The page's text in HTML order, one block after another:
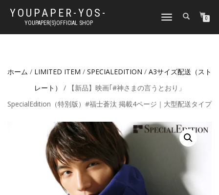
YOUPAPER-YOS-
YOUPAPER(S)OFFICIAL SHOP
ナ
ゲ
ン
り
替
0
ホーム / LIMITED ITEM / SPECIALEDITION / A3サイズ配送（スト
レート）
/ 【新品】映画｢#神さまの言うとおり」
SpecialEdition（特別版）#福士蒼汰 掲載4ページ｜大型配送タイプ